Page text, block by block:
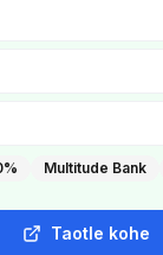
Multitude Bank
Taotle kohe